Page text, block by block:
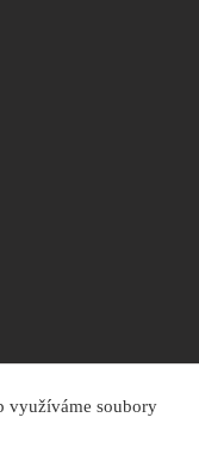
využíváme soubory